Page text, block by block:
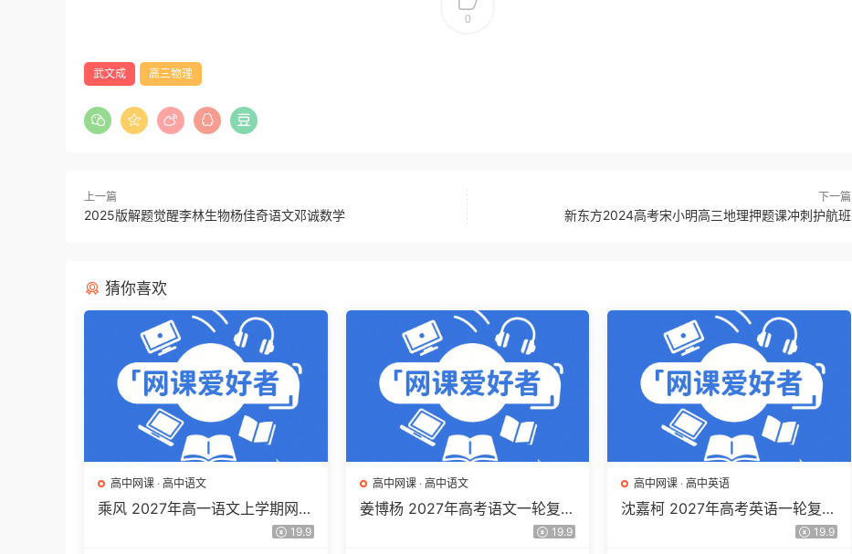
0
武文成 高三物理
上一篇
2025版解题觉醒李林生物杨佳奇语文邓诚数学
下一篇
新东方2024高考宋小明高三地理押题课冲刺护航班
猜你喜欢
高中网课 · 高中语文
乘风 2027年高一语文上学期网课
教程 高一语文 暑假班视频教程19.9
高中网课· 高中语文
姜博杨 2027年高考语文一轮复习
网课教程 高三语文 上学期暑假班
19.9
高中网课 ·高中英语
沈嘉柯 2027年高考英语一轮复习
网课教程 高三英语 上学期暑假班
19.9